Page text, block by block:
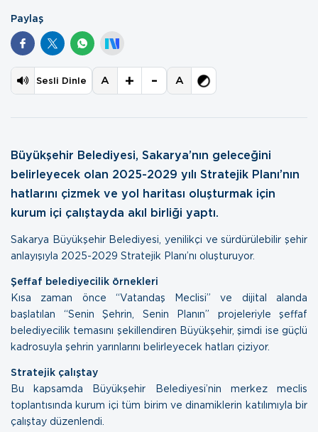
Paylaş
Sesli Dinle A + - A
Büyükşehir Belediyesi, Sakarya’nın geleceğini
belirleyecek olan 2025-2029 yılı Stratejik Planı’nın
hatlarını çizmek ve yol haritası oluşturmak için
kurum içi çalıştayda akıl birliği yaptı.
Sakarya Büyükşehir Belediyesi, yenilikçi ve sürdürülebilir şehir
anlayışıyla 2025-2029 Stratejik Planı’nı oluşturuyor.
Şeffaf belediyecilik örnekleri
Kısa zaman önce “Vatandaş Meclisi” ve dijital alanda
başlatılan “Senin Şehrin, Senin Planın” projeleriyle şeffaf
belediyecilik temasını şekillendiren Büyükşehir, şimdi ise güçlü
kadrosuyla şehrin yarınlarını belirleyecek hatları çiziyor.
Stratejik çalıştay
Bu kapsamda Büyükşehir Belediyesi’nin merkez meclis
toplantısında kurum içi tüm birim ve dinamiklerin katılımıyla bir
çalıştay düzenlendi.